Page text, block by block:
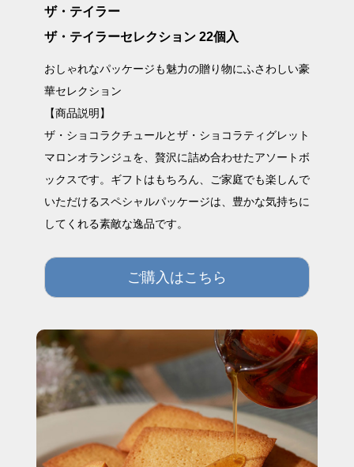
ザ・テイラー
ザ・テイラーセレクション 22個入
おしゃれなパッケージも魅力の贈り物にふさわしい豪
華セレクション
【商品説明】
ザ・ショコラクチュールとザ・ショコラティグレット
マロンオランジュを、贅沢に詰め合わせたアソートボ
ックスです。ギフトはもちろん、ご家庭でも楽しんで
いただけるスペシャルパッケージは、豊かな気持ちに
してくれる素敵な逸品です。
ご購入はこちら